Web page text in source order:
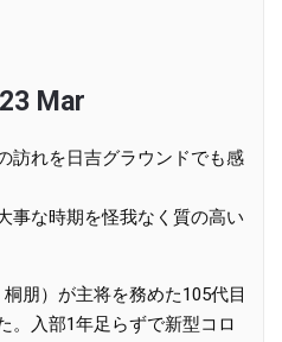
Mar
訪れを日吉グラウンドでも感
事な時期を怪我なく質の高い
朋）が主将を務めた105代目
。入部1年足らずで新型コロ